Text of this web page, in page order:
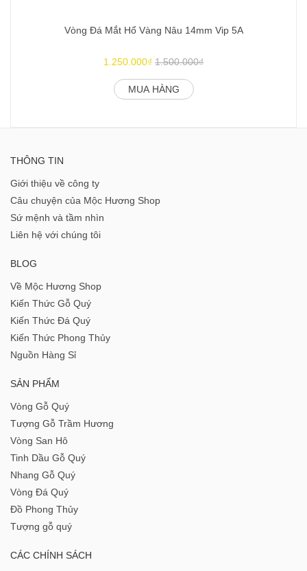
Vòng Đá Mắt Hổ Vàng Nâu 14mm Vip 5A
1.250.000₫ 1.500.000₫
MUA HÀNG
THÔNG TIN
Giới thiệu về công ty
Câu chuyện của Mộc Hương Shop
Sứ mệnh và tầm nhìn
Liên hệ với chúng tôi
BLOG
Về Mộc Hương Shop
Kiến Thức Gỗ Quý
Kiến Thức Đá Quý
Kiến Thức Phong Thủy
Nguồn Hàng Sỉ
SẢN PHẨM
Vòng Gỗ Quý
Tượng Gỗ Trầm Hương
Vòng San Hô
Tinh Dầu Gỗ Quý
Nhang Gỗ Quý
Vòng Đá Quý
Đồ Phong Thủy
Tượng gỗ quý
CÁC CHÍNH SÁCH